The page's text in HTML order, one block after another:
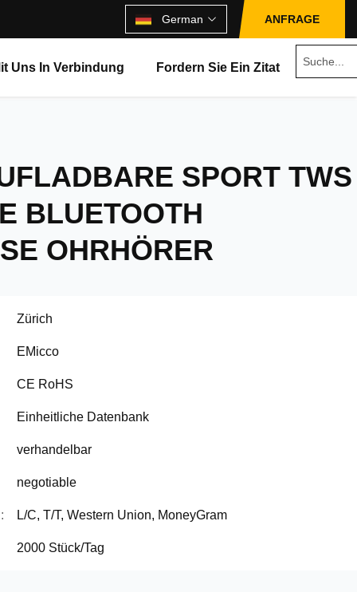
German ANFRAGE
Uns In Verbindung Fordern Sie Ein Zitat
SPORT TWS
BLUETOOTH
OHRHÖRER
Zürich
EMicco
CE RoHS
Einheitliche Datenbank
verhandelbar
negotiable
L/C, T/T, Western Union, MoneyGram
2000 Stück/Tag